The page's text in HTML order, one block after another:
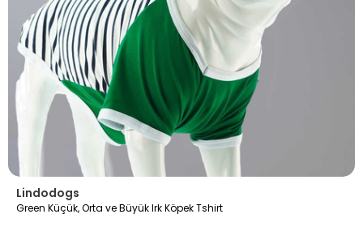
Lindodogs
Green Küçük, Orta ve Büyük Irk Köpek Tshirt